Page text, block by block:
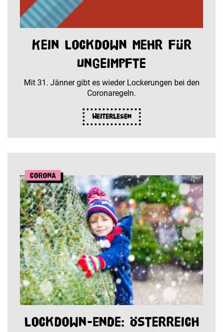
Kein Lockdown mehr für
Ungeimpfte
Mit 31. Jänner gibt es wieder Lockerungen bei den
Coronaregeln.
Weiterlesen
Corona
Lockdown-Ende: Österreich